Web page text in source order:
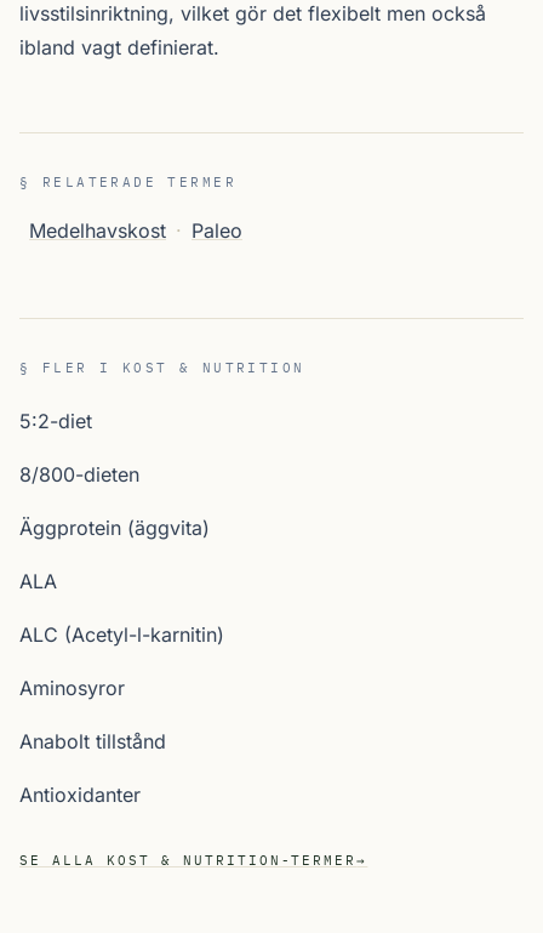
livsstilsinriktning, vilket gör det flexibelt men också
ibland vagt definierat.
§ RELATERADE TERMER
Medelhavskost · Paleo
§ FLER I KOST & NUTRITION
5:2-diet
8/800-dieten
Äggprotein (äggvita)
ALA
ALC (Acetyl-l-karnitin)
Aminosyror
Anabolt tillstånd
Antioxidanter
SE ALLA KOST & NUTRITION-TERMER→